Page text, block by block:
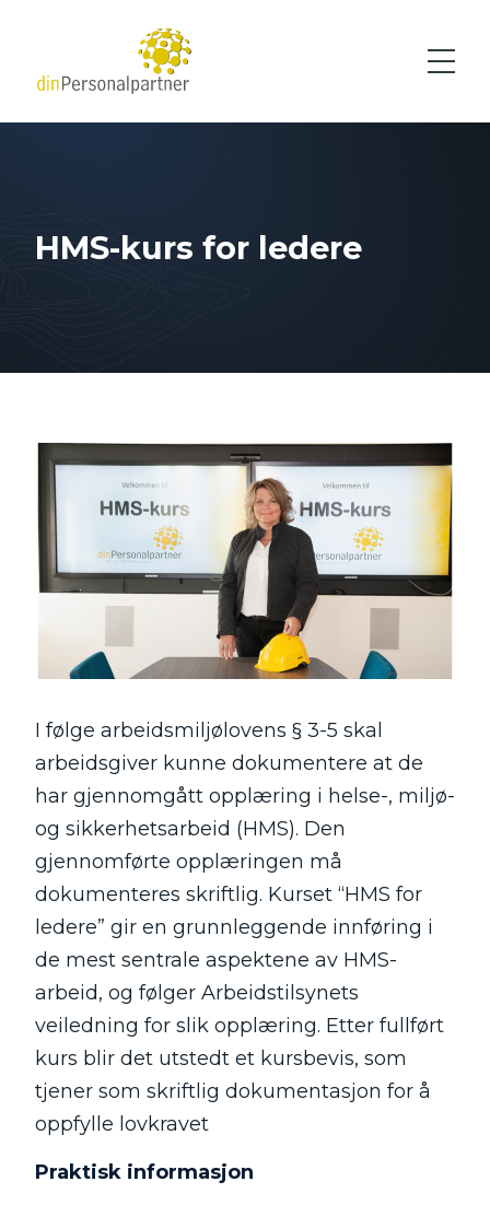
Meny
HMS-kurs for ledere
I følge arbeidsmiljølovens § 3-5 skal
arbeidsgiver kunne dokumentere at de
har gjennomgått opplæring i helse-, miljø-
og sikkerhetsarbeid (HMS). Den
gjennomførte opplæringen må
dokumenteres skriftlig. Kurset “HMS for
ledere” gir en grunnleggende innføring i
de mest sentrale aspektene av HMS-
arbeid, og følger Arbeidstilsynets
veiledning for slik opplæring. Etter fullført
kurs blir det utstedt et kursbevis, som
tjener som skriftlig dokumentasjon for å
oppfylle lovkravet
Praktisk informasjon